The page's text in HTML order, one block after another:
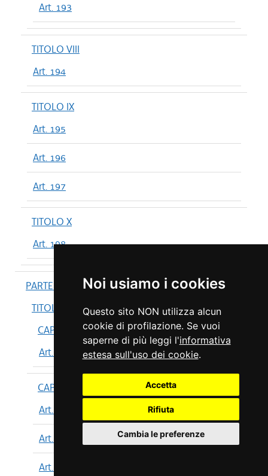
Noi usiamo i cookies
Questo sito NON utilizza alcun
cookie di profilazione. Se vuoi
saperne di più leggi l'informativa
estesa sull'uso dei cookie.
Accetta
Rifiuta
Cambia le preferenze
Art. 193
TITOLO VIII
Art. 194
TITOLO IX
Art. 195
Art. 196
Art. 197
TITOLO X
Art. 198
PARTE IV
TITOLO I
CAPO I
Art. 199
CAPO II
Art. 200
Art. 201
Art. 202